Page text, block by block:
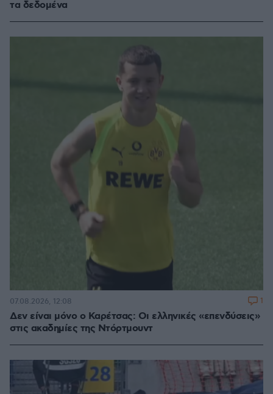
τα δεδομένα
Δεν είναι μόνο ο Καρέτσας: Οι ελληνικές «επενδύσεις»
στις ακαδημίες της Ντόρτμουντ
07.08.2026, 12:08 1